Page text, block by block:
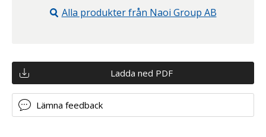
Alla produkter från Naoi Group AB
Ladda ned PDF
Lämna feedback